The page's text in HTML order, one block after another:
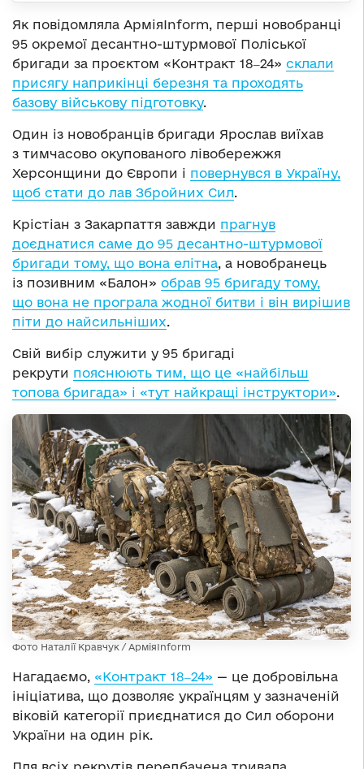
Як повідомляла АрміяInform, перші новобранці
95 окремої десантно-штурмової Поліської
бригади за проєктом «Контракт 18‒24» склали
присягу наприкінці березня та проходять
базову військову підготовку.
Один із новобранців бригади Ярослав виїхав
з тимчасово окупованого лівобережжя
Херсонщини до Європи і повернувся в Україну,
щоб стати до лав Збройних Сил.
Крістіан з Закарпаття завжди прагнув
доєднатися саме до 95 десантно-штурмової
бригади тому, що вона елітна, а новобранець
із позивним «Балон» обрав 95 бригаду тому,
що вона не програла жодної битви і він вирішив
піти до найсильніших.
Свій вибір служити у 95 бригаді
рекрути пояснюють тим, що це «найбільш
топова бригада» і «тут найкращі інструктори».
Фото Наталії Кравчук / АрміяInform
Нагадаємо, «Контракт 18‒24» — це добровільна
ініціатива, що дозволяє українцям у зазначеній
віковій категорії приєднатися до Сил оборони
України на один рік.